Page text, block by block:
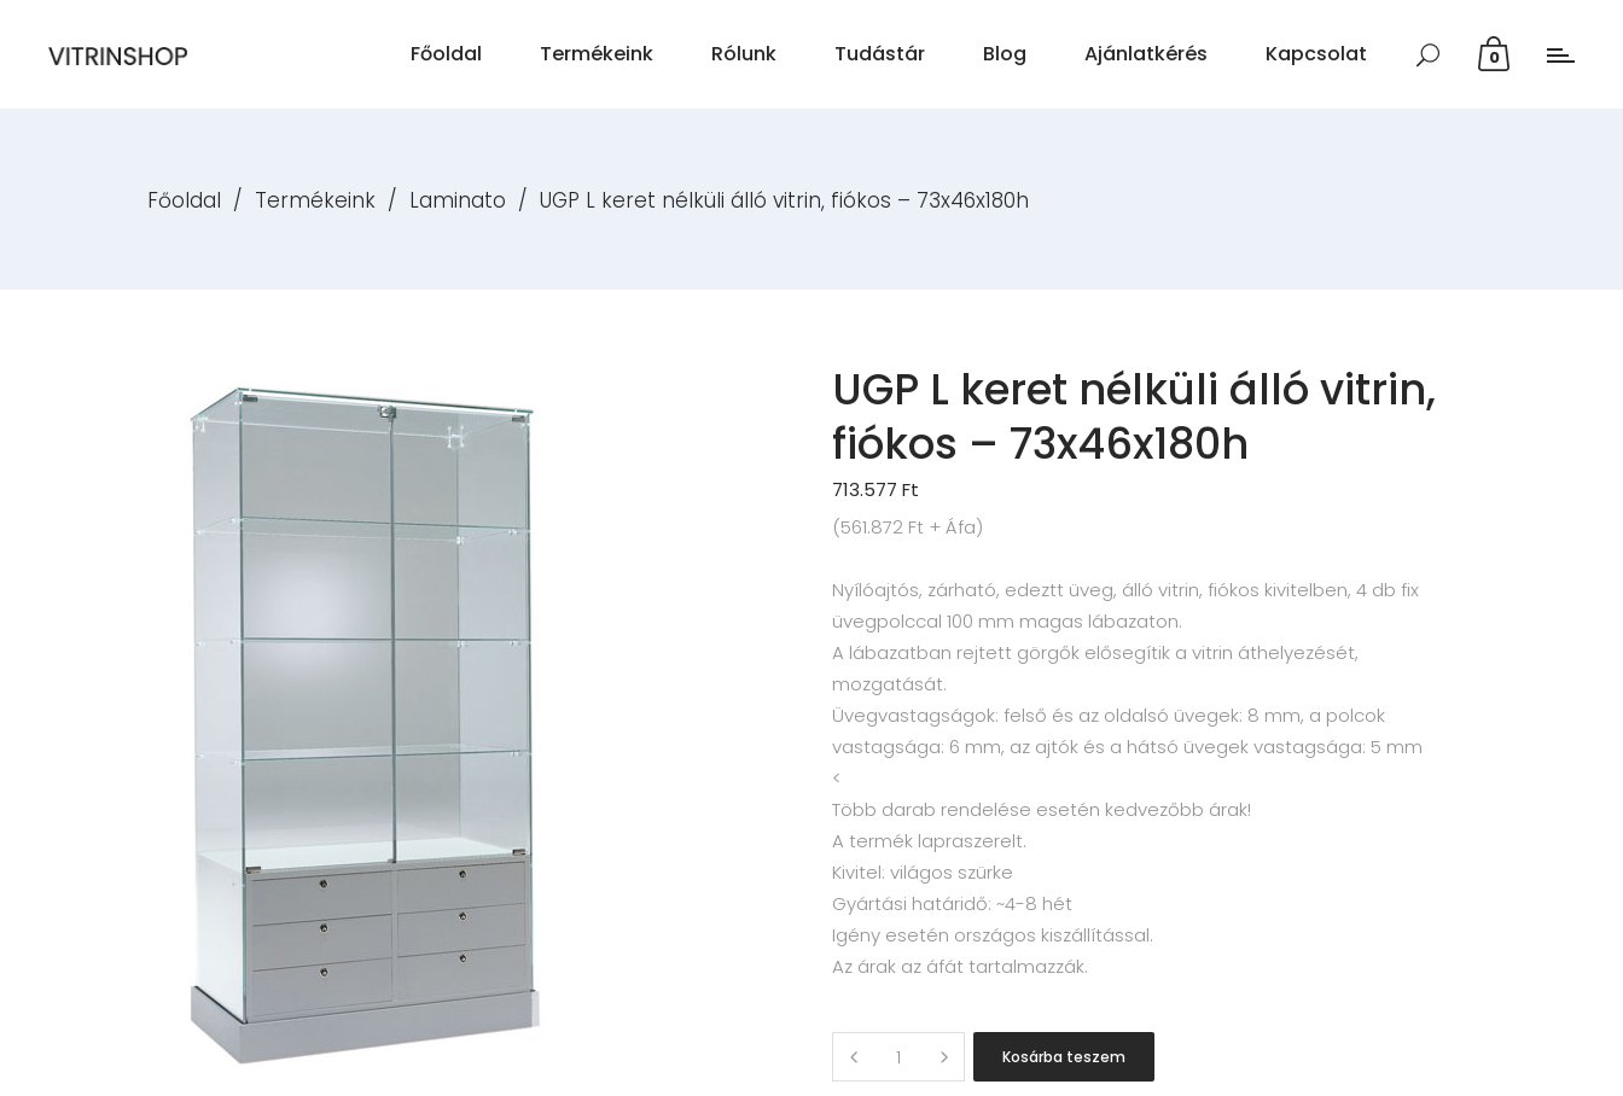
Főoldal Termékeink Rólunk Tudástár Blog Ajánlatkérés Kapcsolat 0
Főoldal / Termékeink / Laminato / UGP L keret nélküli álló vitrin, fiókos – 73x46x180h
UGP L keret nélküli álló vitrin,
fiókos – 73x46x180h
713.577 Ft
(561.872 Ft + Áfa)
Nyílóajtós, zárható, edeztt üveg, álló vitrin, fiókos kivitelben, 4 db fix
üvegpolccal 100 mm magas lábazaton.
A lábazatban rejtett görgők elősegítik a vitrin áthelyezését,
mozgatását.
Üvegvastagságok: felső és az oldalsó üvegek: 8 mm, a polcok
vastagsága: 6 mm, az ajtók és a hátsó üvegek vastagsága: 5 mm
<
Több darab rendelése esetén kedvezőbb árak!
A termék lapraszerelt.
Kivitel: világos szürke
Gyártási határidő: ~4-8 hét
Igény esetén országos kiszállítással.
Az árak az áfát tartalmazzák.
Quantity Kosárba teszem